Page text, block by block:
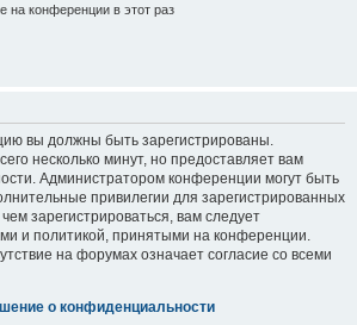
на конференции в этот раз
вы должны быть зарегистрированы.
несколько минут, но предоставляет вам
Администратором конференции могут быть
привилегии для зарегистрированных
зарегистрироваться, вам следует
и политикой, принятыми на конференции.
на форумах означает согласие со всеми
о конфиденциальности